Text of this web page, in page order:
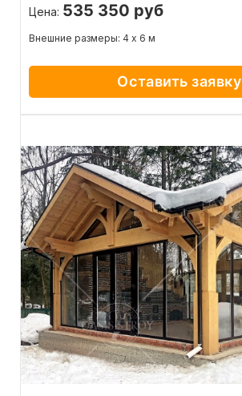
Цена: 535 350 руб
Внешние размеры: 4 х 6 м
Оставить заявку